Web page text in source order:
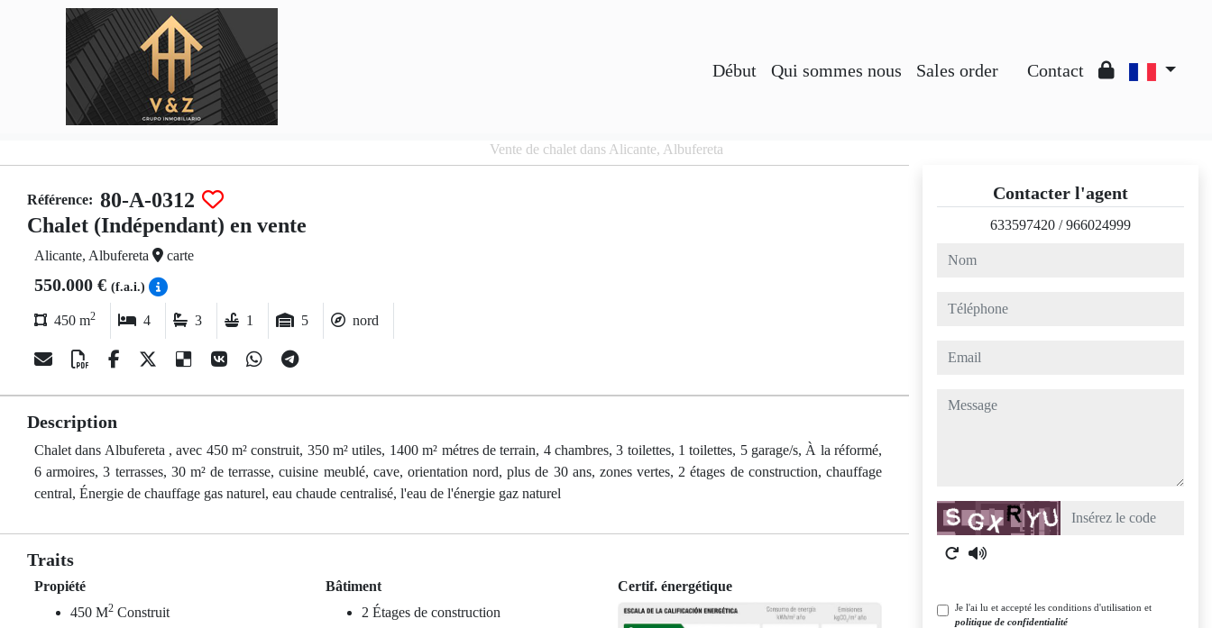
Début Qui sommes nous Sales order Contact
Vente de chalet dans Alicante, Albufereta
Référence: 80-A-0312
Chalet (Indépendant) en vente
Alicante, Albufereta carte
550.000 € (f.a.i.)
450 m2 4 3 1 5 nord
Description
Chalet dans Albufereta , avec 450 m² construit, 350 m² utiles, 1400 m² métres de terrain, 4 chambres, 3 toilettes, 1 toilettes, 5 garage/s, À la réformé,
6 armoires, 3 terrasses, 30 m² de terrasse, cuisine meublé, cave, orientation nord, plus de 30 ans, zones vertes, 2 étages de construction, chauffage
central, Énergie de chauffage gas naturel, eau chaude centralisé, l'eau de l'énergie gaz naturel
Traits
Propiété
450 M2 Construit
Bâtiment
2 Étages de construction
Certif. énergétique
Contacter l'agent
633597420 /966024999
nom
téléphone
email
message
Captcha
Je l'ai lu et accepté les conditions d'utilisation et
politique de confidentialité